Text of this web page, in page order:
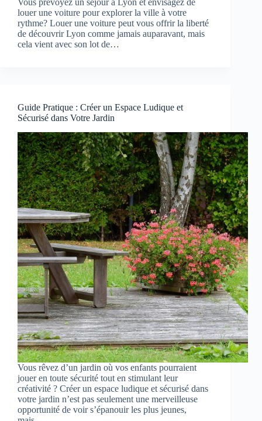
Vous prévoyez un séjour à Lyon et envisagez de
louer une voiture pour explorer la ville à votre
rythme? Louer une voiture peut vous offrir la liberté
de découvrir Lyon comme jamais auparavant, mais
cela vient avec son lot de…
Guide Pratique : Créer un Espace Ludique et
Sécurisé dans Votre Jardin
Vous rêvez d’un jardin où vos enfants pourraient
jouer en toute sécurité tout en stimulant leur
créativité ? Créer un espace ludique et sécurisé dans
votre jardin n’est pas seulement une merveilleuse
opportunité de voir s’épanouir les plus jeunes,